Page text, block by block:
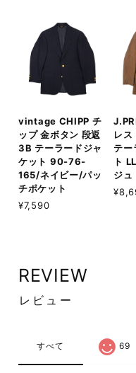
vintage CHIPP チ
ップ 金ボタン 段返
3B テーラードジャ
ケット 90-76-
165/ネイビー/パッ
チポケット
¥7,590
レス
テー
ト
ジュ
REVIEW
レビュー
すべて 69